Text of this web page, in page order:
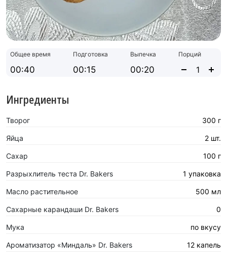
Общее время
00:40
Подготовка
00:15
Выпечка
00:20
Порций
Ингредиенты
Творог 300 г
Яйца 2 шт.
Сахар 100 г
Разрыхлитель теста Dr. Bakers 1 упаковка
Масло растительное 500 мл
Сахарные карандаши Dr. Bakers 0
Мука по вкусу
Ароматизатор «Миндаль» Dr. Bakers 12 капель